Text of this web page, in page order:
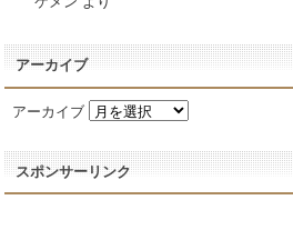
アーカイブ
アーカイブ
スポンサーリンク